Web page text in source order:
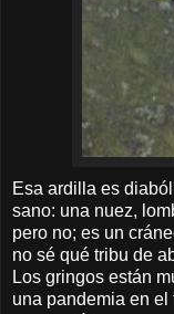
Esa ardilla es
sano: una nuez,
pero no; es un
no sé qué tribu de
Los gringos están
una pandemia en el